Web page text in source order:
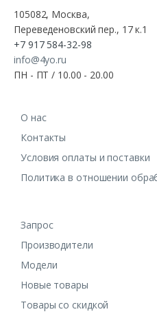
105082, Москва,
Переведеновский пер., 17 к.1
+7 917 584-32-98
info@4yo.ru
ПН - ПТ / 10.00 - 20.00
О нас
Контакты
Условия оплаты и поставки
Политика в отношении
Запрос
Производители
Модели
Новые товары
Товары со скидкой